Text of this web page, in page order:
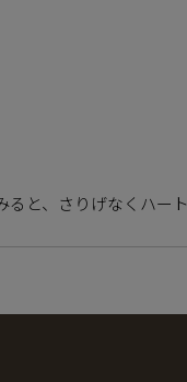
と、さりげなくハート